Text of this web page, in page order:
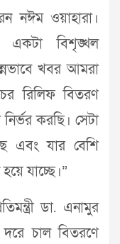
নঈম ওয়াহারা।
একটা বিশৃঙ্খল
খবর আমরা
রিলিফ বিতরণ
করছি। সেটা
এবং যার বেশি
যাচ্ছে।”
ডা. এনামুর
চাল বিতরণে